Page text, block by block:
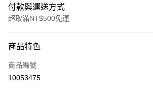
付款與運送方式
超取滿NT$500免運
信用卡一次付款
超商取貨付款
商品特色
商品編號
10053475